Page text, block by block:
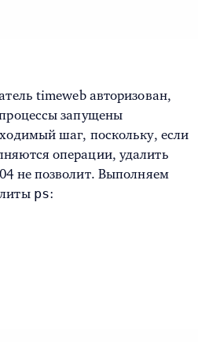
timeweb авторизован,
запущены
шаг, поскольку, если
операции, удалить
не позволит. Выполняем
ps: